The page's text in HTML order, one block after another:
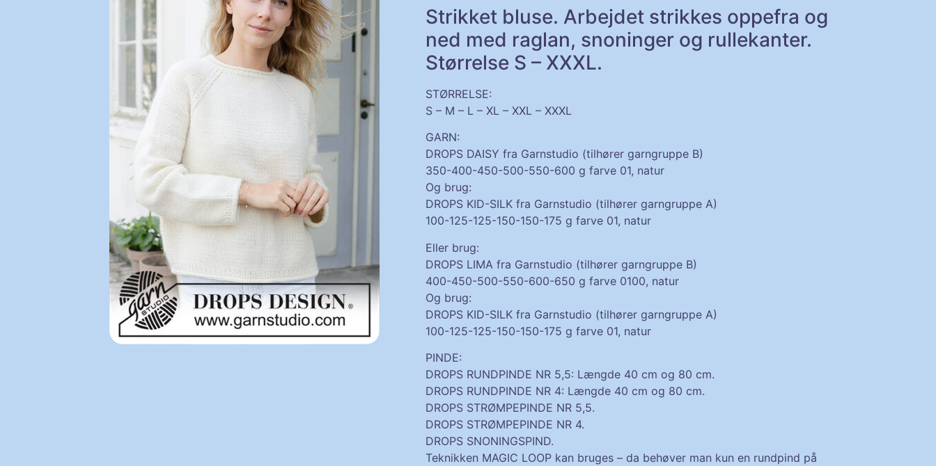
Strikket bluse. Arbejdet strikkes oppefra og
ned med raglan, snoninger og rullekanter.
Størrelse S – XXXL.
STØRRELSE:
S – M – L – XL – XXL – XXXL
GARN:
DROPS DAISY fra Garnstudio (tilhører garngruppe B)
350-400-450-500-550-600 g farve 01, natur
Og brug:
DROPS KID-SILK fra Garnstudio (tilhører garngruppe A)
100-125-125-150-150-175 g farve 01, natur
Eller brug:
DROPS LIMA fra Garnstudio (tilhører garngruppe B)
400-450-500-550-600-650 g farve 0100, natur
Og brug:
DROPS KID-SILK fra Garnstudio (tilhører garngruppe A)
100-125-125-150-150-175 g farve 01, natur
PINDE:
DROPS RUNDPINDE NR 5,5: Længde 40 cm og 80 cm.
DROPS RUNDPINDE NR 4: Længde 40 cm og 80 cm.
DROPS STRØMPEPINDE NR 5,5.
DROPS STRØMPEPINDE NR 4.
DROPS SNONINGSPIND.
Teknikken MAGIC LOOPkan bruges – da behøver man kun en rundpind på